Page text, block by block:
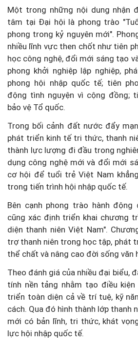
Một trong những nội dung nhận
tâm tại Đại hội là phong trào
phong trong kỷ nguyên mới".
nhiều lĩnh vực then chốt như tiên
học công nghệ, đổi mới sáng tạo
phong khởi nghiệp lập nghiệp,
phong hội nhập quốc tế; tiên
động tình nguyện vì cộng đồng;
bảo vệ Tổ quốc.
Trong bối cảnh đất nước đẩy
phát triển kinh tế tri thức, thanh
thành lực lượng đi đầu trong
dụng công nghệ mới và đổi mới
cơ hội để tuổi trẻ Việt Nam
trong tiến trình hội nhập quốc tế.
Bên cạnh phong trào hành động
cũng xác định triển khai chương
diện thanh niên Việt Nam".
trợ thanh niên trong học tập, phát
thể chất và nâng cao đời sống văn
Theo đánh giá của nhiều đại biểu,
tính nền tảng nhằm tạo điều
triển toàn diện cả về trí tuệ, kỹ
cách. Qua đó hình thành lớp thanh
mới có bản lĩnh, tri thức, khát
lực hội nhập quốc tế.